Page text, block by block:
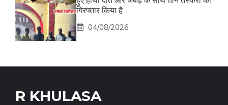
गिरफ्तार किया है
04/08/2026
R KHULASA